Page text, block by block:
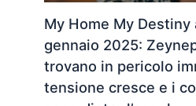
My Home My
gennaio 2025:
trovano in pericolo
tensione cresce e i